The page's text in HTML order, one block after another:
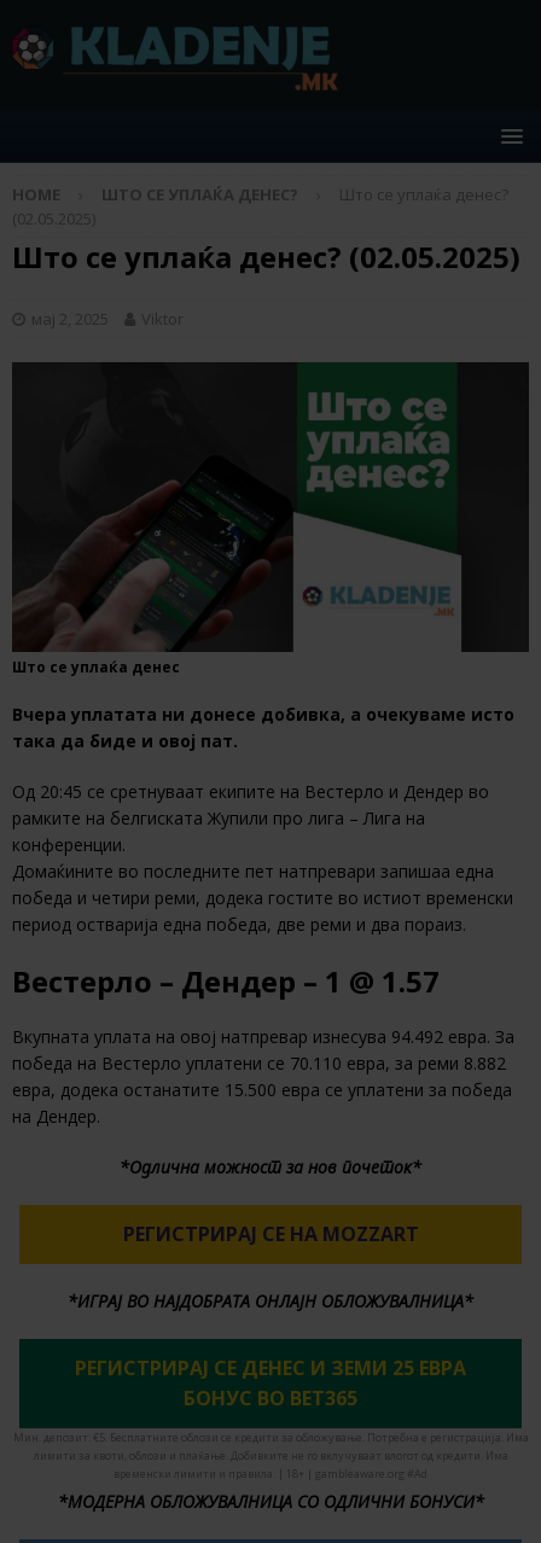
HOME ШТО СЕ УПЛАЌА ДЕНЕС?
Што се уплаќа денес?
(02.05.2025)
Што се уплаќа денес? (02.05.2025)
мај 2, 2025 Viktor
Што се уплаќа денес
Вчера уплатата ни донесе добивка, а очекуваме исто
така да биде и овој пат.
Од 20:45 се сретнуваат екипите на Вестерло и Дендер во
рамките на белгиската Жупили про лига – Лига на
конференции.
Домаќините во последните пет натпревари запишаа една
победа и четири реми, додека гостите во истиот временски
период остварија една победа, две реми и два пораиз.
Вестерло – Дендер – 1 @ 1.57
Вкупната уплата на овој натпревар изнесува 94.492 евра. За
победа на Вестерло уплатени се 70.110 евра, за реми 8.882
евра, додека останатите 15.500 евра се уплатени за победа
на Дендер.
*Одлична можност за нов почеток*
РЕГИСТРИРАЈ СЕ НА MOZZART
*ИГРАЈ ВО НАЈДОБРАТА ОНЛАЈН ОБЛОЖУВАЛНИЦА*
РЕГИСТРИРАЈ СЕ ДЕНЕС И ЗЕМИ 25 ЕВРА
БОНУС ВО BET365
Мин. депозит: €5. Бесплатните облози се кредити за обложување. Потребна е регистрација. Има
лимити за квоти, облози и плаќање. Добивките не го вклучуваат влогот од кредити. Има
временски лимити и правила. | 18+ | gambleaware.org #Ad
*МОДЕРНА ОБЛОЖУВАЛНИЦА СО ОДЛИЧНИ БОНУСИ*